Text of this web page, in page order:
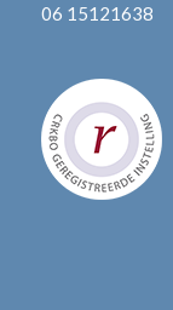
06 15121638